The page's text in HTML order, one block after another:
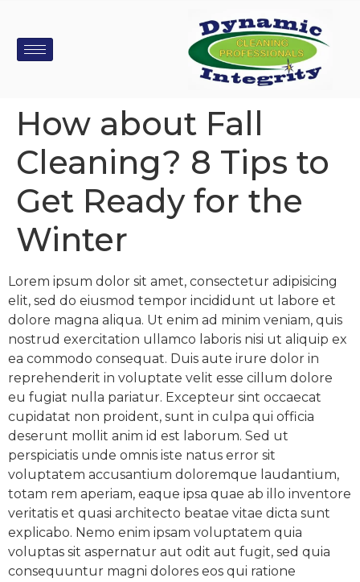
How about Fall
Cleaning? 8 Tips to
Get Ready for the
Winter
Lorem ipsum dolor sit amet, consectetur adipisicing
elit, sed do eiusmod tempor incididunt ut labore et
dolore magna aliqua. Ut enim ad minim veniam, quis
nostrud exercitation ullamco laboris nisi ut aliquip ex
ea commodo consequat. Duis aute irure dolor in
reprehenderit in voluptate velit esse cillum dolore
eu fugiat nulla pariatur. Excepteur sint occaecat
cupidatat non proident, sunt in culpa qui officia
deserunt mollit anim id est laborum. Sed ut
perspiciatis unde omnis iste natus error sit
voluptatem accusantium doloremque laudantium,
totam rem aperiam, eaque ipsa quae ab illo inventore
veritatis et quasi architecto beatae vitae dicta sunt
explicabo. Nemo enim ipsam voluptatem quia
voluptas sit aspernatur aut odit aut fugit, sed quia
consequuntur magni dolores eos qui ratione